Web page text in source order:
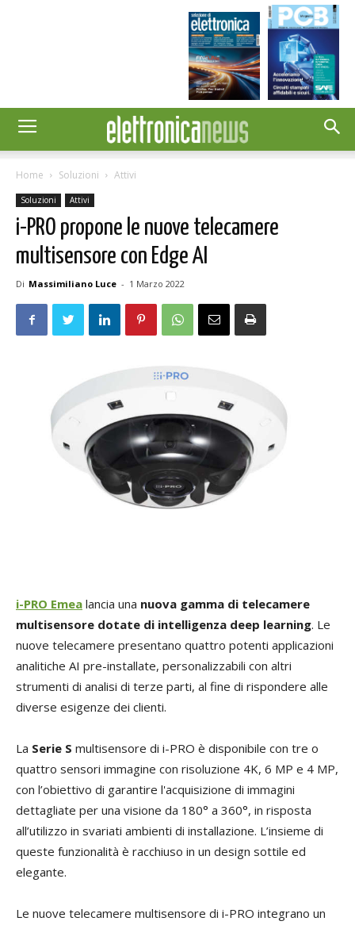
Home Soluzioni Attivi
Soluzioni Attivi
i-PRO propone le nuove telecamere
multisensore con Edge AI
Di Massimiliano Luce - 1 Marzo 2022
i-PRO Emea lancia una nuova gamma di telecamere
multisensore dotate di intelligenza deep learning. Le
nuove telecamere presentano quattro potenti applicazioni
analitiche AI pre-installate, personalizzabili con altri
strumenti di analisi di terze parti, al fine di rispondere alle
diverse esigenze dei clienti.
La Serie S multisensore di i-PRO è disponibile con tre o
quattro sensori immagine con risoluzione 4K, 6 MP e 4 MP,
con l’obiettivo di garantire l'acquisizione di immagini
dettagliate per una visione da 180° a 360°, in risposta
all’utilizzo in svariati ambienti di installazione. L’insieme di
queste funzionalità è racchiuso in un design sottile ed
elegante.
Le nuove telecamere multisensore di i-PRO integrano un